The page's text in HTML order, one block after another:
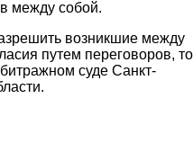
между собой.
возникшие между
путем переговоров, то
суде Санкт-